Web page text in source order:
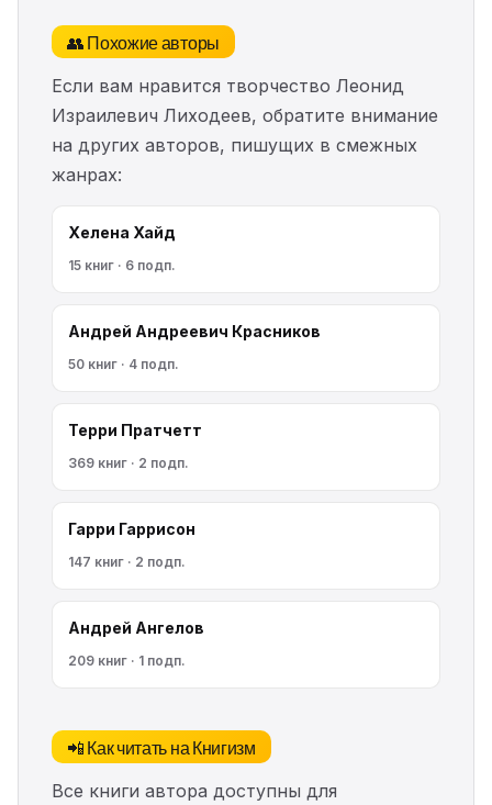
👥 Похожие авторы
Если вам нравится творчество Леонид
Израилевич Лиходеев, обратите внимание
на других авторов, пишущих в смежных
жанрах:
Хелена Хайд
15 книг · 6 подп.
Андрей Андреевич Красников
50 книг · 4 подп.
Терри Пратчетт
369 книг · 2 подп.
Гарри Гаррисон
147 книг · 2 подп.
Андрей Ангелов
209 книг · 1 подп.
📲 Как читать на Книгизм
Все книги автора доступны для